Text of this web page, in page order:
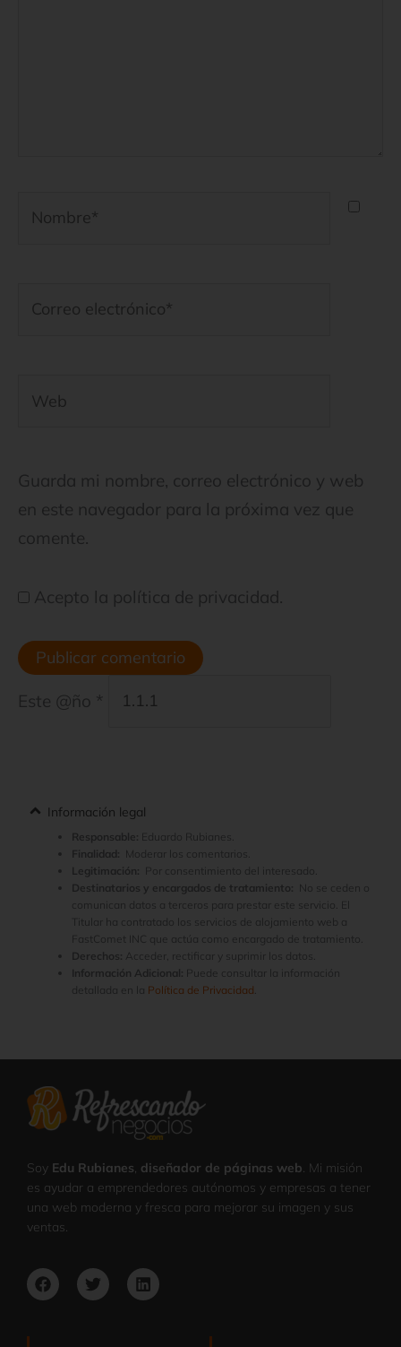
Guarda mi nombre, correo electrónico y web
en este navegador para la próxima vez que
comente.
Acepto la política de privacidad.
Este @ño *
Información legal
Responsable: Eduardo Rubianes.
Finalidad: Moderar los comentarios.
Legitimación: Por consentimiento del interesado.
Destinatarios y encargados de tratamiento: No se ceden o
comunican datos a terceros para prestar este servicio. El
Titular ha contratado los servicios de alojamiento web a
FastComet INC que actúa como encargado de tratamiento.
Derechos: Acceder, rectificar y suprimir los datos.
Información Adicional: Puede consultar la información
detallada en la Política de Privacidad.
Soy Edu Rubianes, diseñador de páginas web. Mi misión
es ayudar a emprendedores autónomos y empresas a tener
una web moderna y fresca para mejorar su imagen y sus
ventas.
FacebookTwitterLinkedin